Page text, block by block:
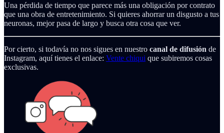
Una pérdida de tiempo que parece más una obligación por contrato
que una obra de entretenimiento. Si quieres ahorrar un disgusto a tus
neuronas, mejor pasa de largo y busca otra cosa que ver.
Por cierto, si todavía no nos sigues en nuestro canal de difusión de
Instagram, aquí tienes el enlace: Vente chiqui que subiremos cosas
exclusivas.